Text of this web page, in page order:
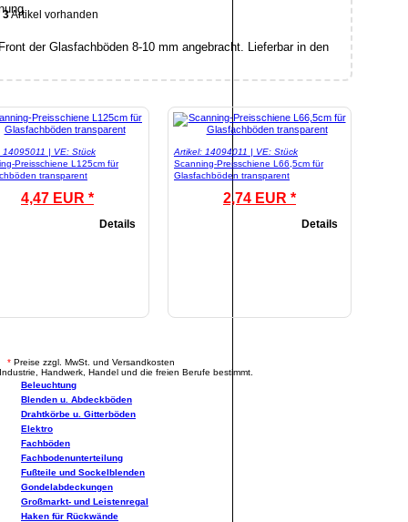
3Artikel vorhanden
der Glasfachböden 8-10 mm angebracht. Lieferbar in den
14095011 | VE: Stück
Preisschiene L125cm für
transparent
4,47 EUR *
Details
Artikel: 14094011 | VE: Stück
Scanning-Preisschiene L66,5cm für
Glasfachböden transparent
2,74 EUR *
Details
* Preise zzgl. MwSt. und Versandkosten
Handwerk, Handel und die freien Berufe bestimmt.
Beleuchtung
Blenden u. Abdeckböden
Drahtkörbe u. Gitterböden
Elektro
Fachböden
Fachbodenunterteilung
Fußteile und Sockelblenden
Gondelabdeckungen
Großmarkt- und Leistenregal
Haken für Rückwände